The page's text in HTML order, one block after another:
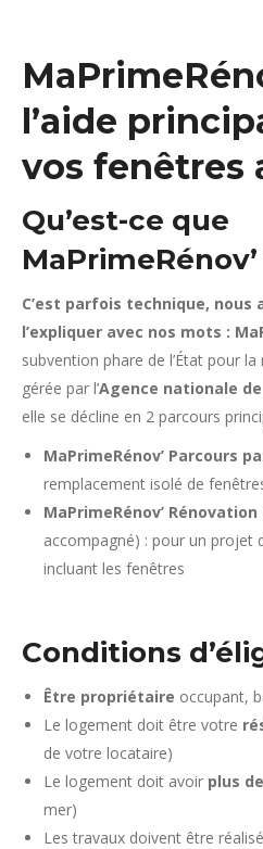
l’aide
vos fenêtres
Qu’est-ce que
MaPrimeRénov’
C’est parfois technique, nous
l’expliquer avec nos mots :
subvention phare de l’État pour
gérée par l’Agence nationale
elle se décline en 2 parcours
MaPrimeRénov’ Parcours
remplacement isolé de
MaPrimeRénov’ Rénovation
accompagné) : pour un projet
incluant les fenêtres
Conditions
Être propriétaire occupant,
Le logement doit être votre
de votre locataire)
Le logement doit avoir plus
mer)
Les travaux doivent être